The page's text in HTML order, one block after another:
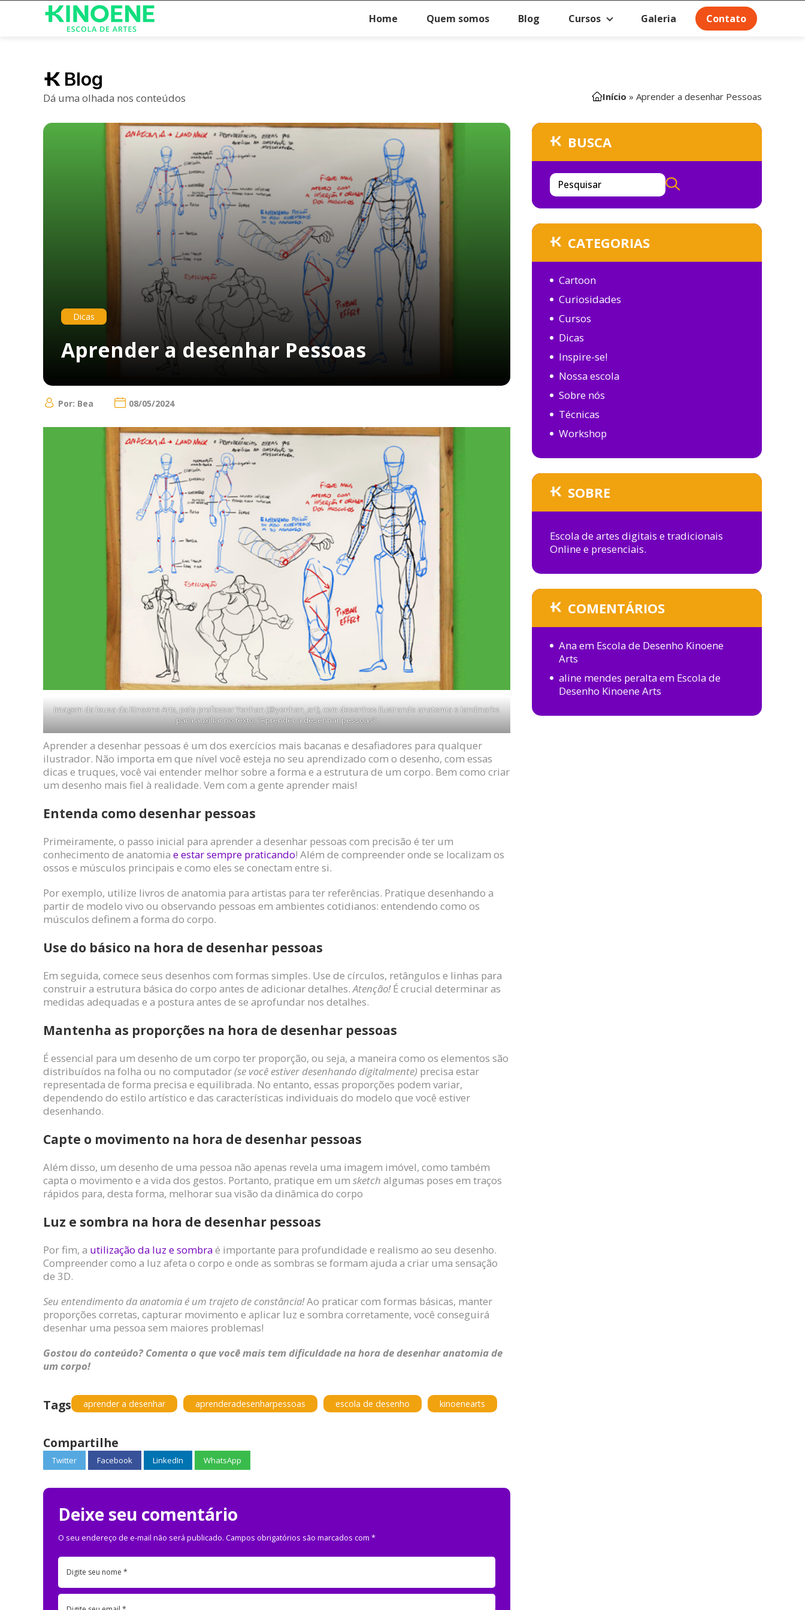
Home Quem somos Blog Cursos Galeria Contato
Blog
Dá uma olhada nos conteúdos Início » Aprender a desenhar Pessoas
Dicas
Aprender a desenhar Pessoas
Por: Bea 08/05/2024
Imagem da lousa da Kinoene Arts, pelo professor Yonhan (@yonhan_art), com desenhos ilustrando anatomia e landmarks
para auxiliar no texto: “Aprender a desenhar pessoas”.
Aprender a desenhar pessoas é um dos exercícios mais bacanas e desafiadores para qualquer
ilustrador. Não importa em que nível você esteja no seu aprendizado com o desenho, com essas
dicas e truques, você vai entender melhor sobre a forma e a estrutura de um corpo. Bem como criar
um desenho mais fiel à realidade. Vem com a gente aprender mais!
Entenda como desenhar pessoas
Primeiramente, o passo inicial para aprender a desenhar pessoas com precisão é ter um
conhecimento de anatomia e estar sempre praticando! Além de compreender onde se localizam os
ossos e músculos principais e como eles se conectam entre si.
Por exemplo, utilize livros de anatomia para artistas para ter referências. Pratique desenhando a
partir de modelo vivo ou observando pessoas em ambientes cotidianos: entendendo como os
músculos definem a forma do corpo.
Use do básico na hora de desenhar pessoas
Em seguida, comece seus desenhos com formas simples. Use de círculos, retângulos e linhas para
construir a estrutura básica do corpo antes de adicionar detalhes.Atenção!É crucial determinar as
medidas adequadas e a postura antes de se aprofundar nos detalhes.
Mantenha as proporções na hora de desenhar pessoas
É essencial para um desenho de um corpo ter proporção, ou seja, a maneira como os elementos são
distribuídos na folha ou no computador(se você estiver desenhando digitalmente) precisa estar
representada de forma precisa e equilibrada. No entanto, essas proporções podem variar,
dependendo do estilo artístico e das características individuais do modelo que você estiver
desenhando.
Capte o movimento na hora de desenhar pessoas
Além disso, um desenho de uma pessoa não apenas revela uma imagem imóvel, como também
capta o movimento e a vida dos gestos. Portanto, pratique em um sketch algumas poses em traços
rápidos para, desta forma, melhorar sua visão da dinâmica do corpo
Luz e sombra na hora de desenhar pessoas
Por fim, a utilização da luz e sombraé importante para profundidade e realismo ao seu desenho.
Compreender como a luz afeta o corpo e onde as sombras se formam ajuda a criar uma sensação
de 3D.
Seu entendimento da anatomia é um trajeto de constância!Ao praticar com formas básicas, manter
proporções corretas, capturar movimento e aplicar luz e sombra corretamente, você conseguirá
desenhar uma pessoa sem maiores problemas!
Gostou do conteúdo? Comenta o que você mais tem dificuldade na hora de desenhar anatomia de
um corpo!
Tags aprender a desenhar aprenderadesenharpessoas escola de desenho kinoenearts
Compartilhe
Twitter Facebook LinkedIn WhatsApp
Deixe seu comentário
O seu endereço de e-mail não será publicado. Campos obrigatórios são marcados com *
Digite seu nome *
BUSCA
Pesquisar
CATEGORIAS
Cartoon
Curiosidades
Cursos
Dicas
Inspire-se!
Nossa escola
Sobre nós
Técnicas
Workshop
SOBRE
Escola de artes digitais e tradicionais
Online e presenciais.
COMENTÁRIOS
Anaem Escola de Desenho Kinoene
Arts
aline mendes peraltaem Escola de
Desenho Kinoene Arts